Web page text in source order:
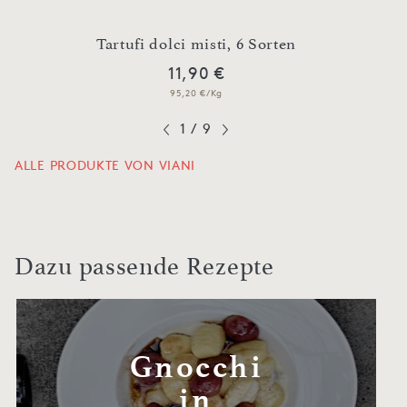
Tartufi dolci misti, 6 Sorten
11,90 €
95,20 €/Kg
1 / 9
ALLE PRODUKTE VON VIANI
Dazu passende Rezepte
Gnocchi
in